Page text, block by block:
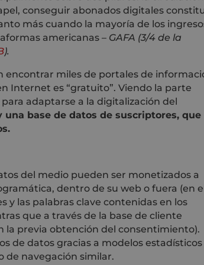
conseguir abonados digitales
más cuando la mayoría de los
americanas – GAFA (3/4 de la
).
encontrar miles de portales de
Internet es “gratuito”. Viendo la parte
adaptarse a la digitalización del
una base de datos de suscriptores, que
del medio pueden ser monetizados a
dentro de su web o fuera (en el
y las palabras clave contenidas en los
que a través de la base de cliente
la previa obtención del consentimiento).
de datos gracias a modelos estadísticos
de navegación similar.